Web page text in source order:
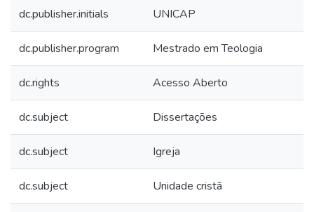
dc.publisher.initials UNICAP
dc.publisher.program Mestrado em Teologia
dc.rights Acesso Aberto
dc.subject Dissertações
dc.subject Igreja
dc.subject Unidade cristã